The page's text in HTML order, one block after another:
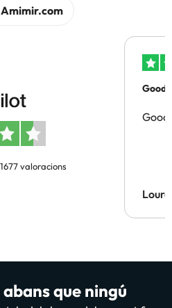
Amimir.com
valoracions
Good
Good
que ningú